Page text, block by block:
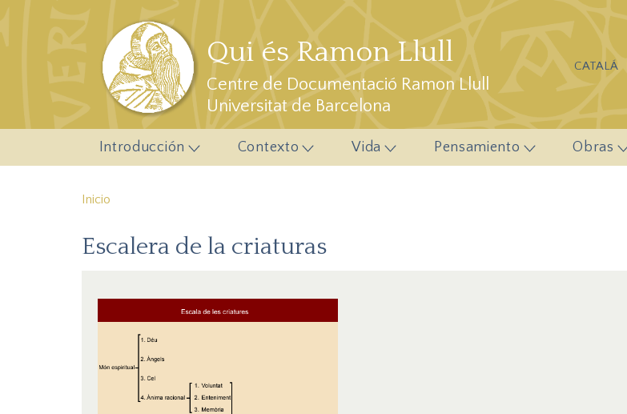
Pasar al contenido principal
Qui és Ramon Llull
Centre de Documentació Ramon Llull
Universitat de Barcelona
CATALÁ
Introducción Contexto Vida Pensamiento Obras
Inicio
Escalera de la criaturas